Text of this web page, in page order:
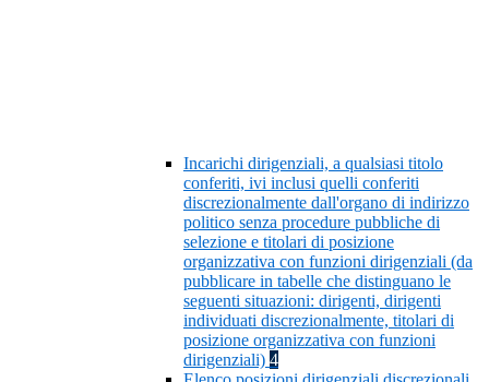
Incarichi dirigenziali, a qualsiasi titolo
conferiti, ivi inclusi quelli conferiti
discrezionalmente dall'organo di indirizzo
politico senza procedure pubbliche di
selezione e titolari di posizione
organizzativa con funzioni dirigenziali (da
pubblicare in tabelle che distinguano le
seguenti situazioni: dirigenti, dirigenti
individuati discrezionalmente, titolari di
posizione organizzativa con funzioni
dirigenziali) 4